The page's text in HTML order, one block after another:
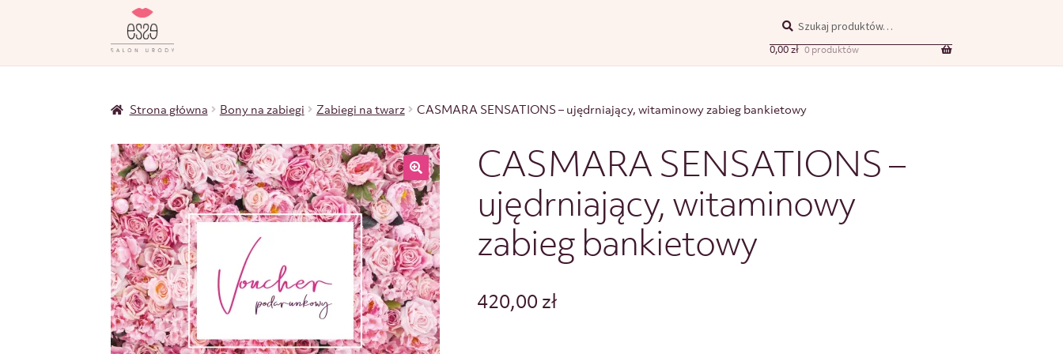
0,00zł 0 produktów
Strona główna Bony na zabiegi Zabiegi na twarz CASMARA SENSATIONS – ujędrniający, witaminowy zabieg bankietowy
CASMARA SENSATIONS –
ujędrniający, witaminowy
zabieg bankietowy
420,00 zł